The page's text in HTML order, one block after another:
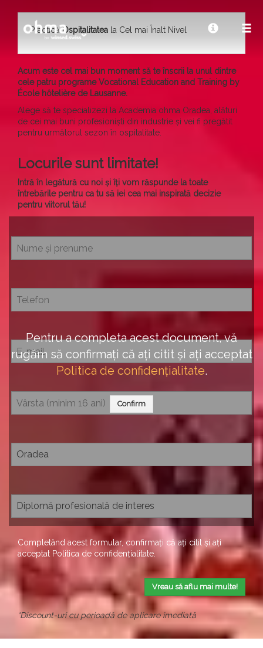
PracticăOspitalitatea la Cel mai Înalt Nivel
Acum este cel mai bun moment să te înscrii la unul dintre
cele patru programe Vocational Education and Training by
École hôtelière de Lausanne.
Alege să te specializezi la Academia ohma Oradea, alături
de cei mai buni profesioniști din industrie și vei fi pregătit
pentru următorul sezon în ospitalitate.
Locurile sunt limitate!
Intră în legătură cu noi și îți vom răspunde la toate
întrebările pentru ca tu să iei cea mai inspirată decizie
pentru viitorul tău!
Pentru a completa acest document, vă
rugăm să confirmați că ați citit și ați acceptat
Politica de confidențialitate.
Confirm
Completând acest formular, confirmați că ați citit și ați
acceptat Politica de confidențialitate
Vreau să aflu mai multe!
*Discount-uri cu perioadă de aplicare imediată